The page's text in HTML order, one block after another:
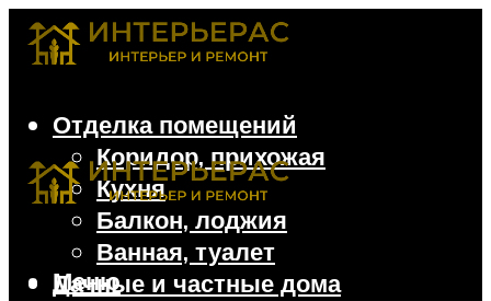
Отделка помещений
Коридор, прихожая
Кухня
Балкон, лоджия
Ванная, туалет
Дачные и частные дома
Меню